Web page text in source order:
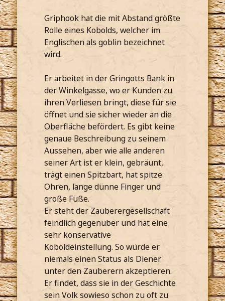
Griphook hat die mit Abstand größte
Rolle eines Kobolds, welcher im
Englischen als goblin bezeichnet
wird.
Er arbeitet in der Gringotts Bank in
der Winkelgasse, wo er Kunden zu
ihren Verliesen bringt, diese für sie
öffnet und sie sicher wieder an die
Oberfläche befördert. Es gibt keine
genaue Beschreibung zu seinem
Aussehen, aber wie alle anderen
seiner Art ist er klein, gebräunt,
trägt einen Spitzbart, hat spitze
Ohren, lange dünne Finger und
große Füße.
Er steht der Zauberergesellschaft
feindlich gegenüber und hat eine
sehr konservative
Koboldeinstellung. So würde er
niemals einen Status als Diener
unter den Zauberern akzeptieren.
Er findet, dass sie in der Geschichte
sein Volk sowieso schon zu oft zu